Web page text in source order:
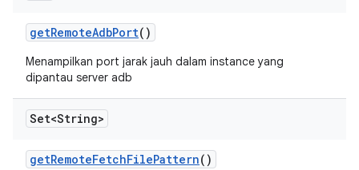
getRemoteAdbPort()
Menampilkan port jarak jauh dalam instance yang
dipantau server adb
Set<String>
getRemoteFetchFilePattern()